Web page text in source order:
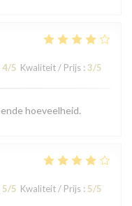
4/5 Kwaliteit / Prijs : 3/5
hoeveelheid.
5/5 Kwaliteit / Prijs : 5/5